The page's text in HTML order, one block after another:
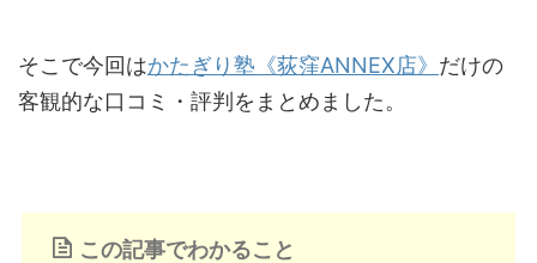
そこで今回はかたぎり塾《荻窪ANNEX店》 だけの
客観的な口コミ・評判をまとめました。
この記事でわかること